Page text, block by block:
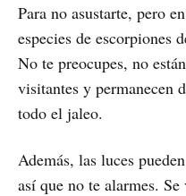
Para no asustarte, pero
especies de escorpiones
No te preocupes, no
visitantes y permanecen
todo el jaleo.
Además, las luces
así que no te alarmes.